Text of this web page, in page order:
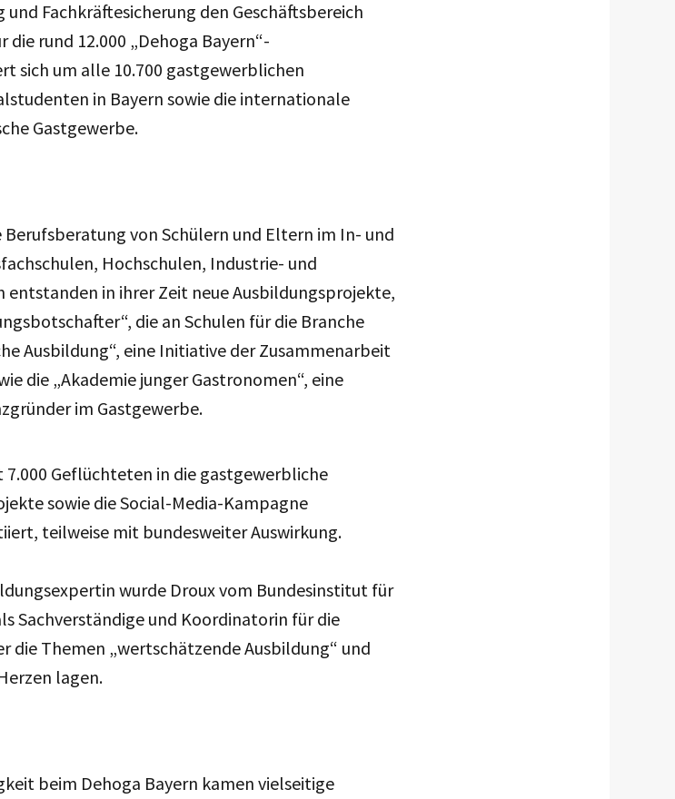
Fachkräftesicherung den Geschäftsbereich
rund 12.000 „Dehoga Bayern“-
sich um alle 10.700 gastgewerblichen
in Bayern sowie die internationale
Gastgewerbe.
von Schülern und Eltern im In- und
Hochschulen, Industrie- und
entstanden in ihrer Zeit neue Ausbildungsprojekte,
die an Schulen für die Branche
Ausbildung“, eine Initiative der Zusammenarbeit
die „Akademie junger Gastronomen“, eine
im Gastgewerbe.
Geflüchteten in die gastgewerbliche
sowie die Social-Media-Kampagne
teilweise mit bundesweiter Auswirkung.
wurde Droux vom Bundesinstitut für
Sachverständige und Koordinatorin für die
die Themen „wertschätzende Ausbildung“ und
lagen.
beim Dehoga Bayern kamen vielseitige